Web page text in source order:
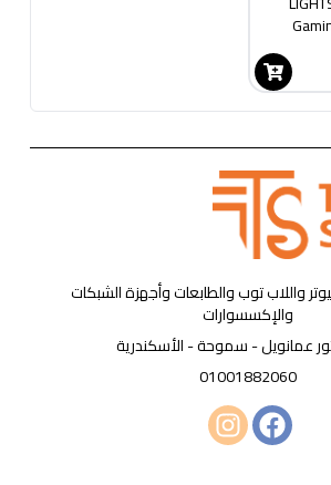
واللاب توب والطابعات وأجهزة الشبكات
والإكسسوارات
01001882060